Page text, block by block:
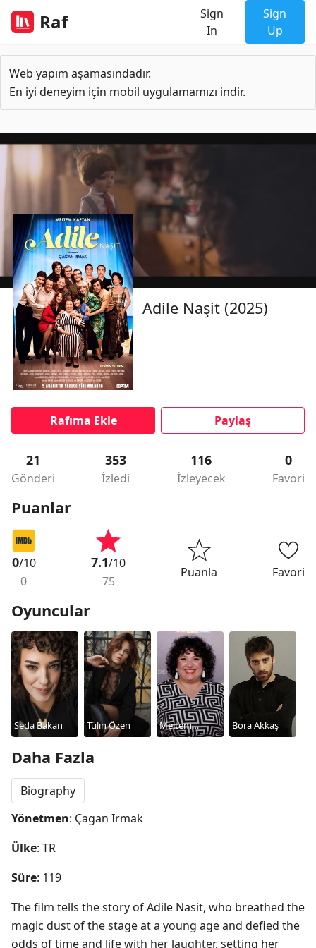
Raf
Sign
In
Sign
Up
Web yapım aşamasındadır.
En iyi deneyim için mobil uygulamamızı indir.
Adile Naşit (2025)
Rafıma Ekle Paylaş
21
Gönderi
353
İzledi
116
İzleyecek
0
Favori
Puanlar
0/10
0
7.1/10
75
Puanla Favori
Oyuncular
Seda Bakan Tülin Özen
Meltem
Bora Akkaş
Daha Fazla
Biography
Yönetmen: Çagan Irmak
Ülke: TR
Süre: 119
The film tells the story of Adile Nasit, who breathed the
magic dust of the stage at a young age and defied the
odds of time and life with her laughter, setting her